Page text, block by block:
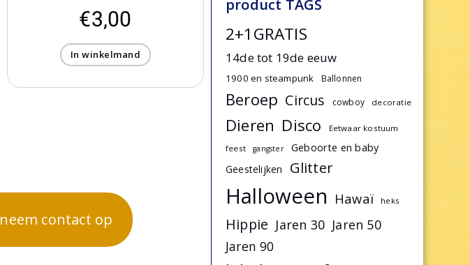
€3,00
In winkelmand
neem contact op
product TAGS
2+1GRATIS
14de tot 19de eeuw
1900 en steampunk Ballonnen
Beroep Circus cowboy decoratie
Dieren Disco
Eetwaar kostuum
feest
gangster Geboorte en baby
Geestelijken Glitter
Halloween Hawaï heks
Hippie Jaren 30 Jaren 50
Jaren 90